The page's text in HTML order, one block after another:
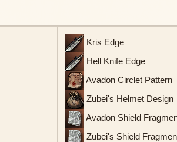
Kris Edge
Hell Knife Edge
Avadon Circlet Pattern
Zubei's Helmet Design
Avadon Shield
Zubei's Shield